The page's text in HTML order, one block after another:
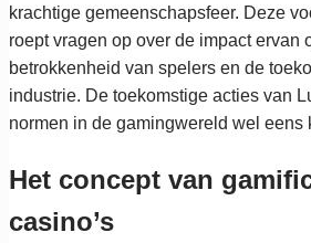
krachtige gemeenschapsfeer. Deze
roept vragen op over de impact ervan
betrokkenheid van spelers en de
industrie. De toekomstige acties van
normen in de gamingwereld wel eens
Het concept van
casino’s